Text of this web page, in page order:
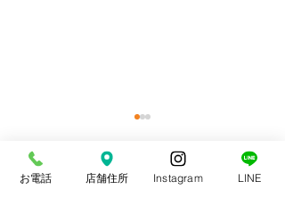
コメント
お電話 店舗住所 Instagram LINE